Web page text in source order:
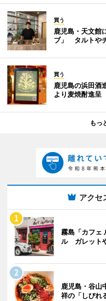
買う
鹿児島・天文館
ブ」 タルトや
買う
鹿児島の浜田
より麦焼酎進呈
もっ
アクセ
霧島「カフェ
ル ガレット
鹿児島・谷
祥の「しびれ